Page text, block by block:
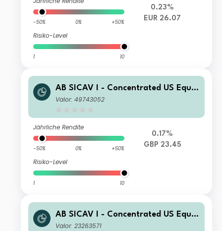
-50% 0% +50%
Risiko-Level
1 10
0.23%
EUR 26.07
AB SICAV I - Concentrated US Equit
y Portfolio I GBP Acc
Valor: 49743052
Jährliche Rendite
-50% 0% +50%
Risiko-Level
1 10
0.17%
GBP 23.45
AB SICAV I - Concentrated US Equit
y Portfolio S1 USD Acc
Valor: 23263571